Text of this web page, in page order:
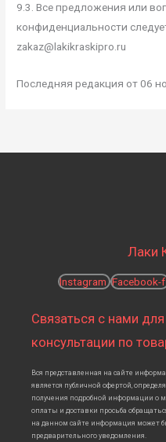
9.3. Все предложения или
конфиденциальности
zakaz@lakikraskipro.ru
Последняя редакция от 06
Лаки
Instagram Facebook-f
Связаться с нами
консультации по
Вся представленная на сайте
является публичной офертой,
получения подробной информации о
оплаты и доставки просьба
на данном сайте информация может
предварительного уведомления.